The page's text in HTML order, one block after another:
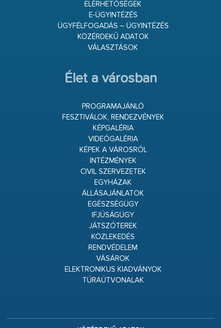
ELÉRHETŐSÉGEK
E-ÜGYINTÉZÉS
ÜGYFÉLFOGADÁS – ÜGYINTÉZÉS
KÖZÉRDEKŰ ADATOK
VÁLASZTÁSOK
Élet a városban
PROGRAMAJÁNLÓ
FESZTIVÁLOK, RENDEZVÉNYEK
KÉPGALÉRIA
VIDEÓGALÉRIA
KÉPEK A VÁROSRÓL
INTÉZMÉNYEK
CIVIL SZERVEZETEK
EGYHÁZAK
ÁLLÁSAJÁNLATOK
EGÉSZSÉGÜGY
IFJÚSÁGÜGY
JÁTSZÓTEREK
KÖZLEKEDÉS
RENDVÉDELEM
VÁSÁROK
ELEKTRONIKUS KIADVÁNYOK
TÚRAÚTVONALAK